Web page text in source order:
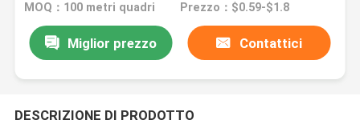
MOQ：100 metri quadri Prezzo：$0.59-$1.8
Miglior prezzo Contattici
DESCRIZIONE DI PRODOTTO